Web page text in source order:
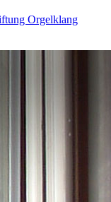
Orgelklang